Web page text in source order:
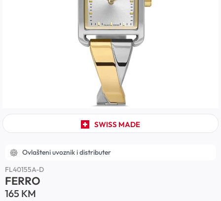
SWISS MADE
Ovlašteni uvoznik i distributer
FL40155A-D
FERRO
165 KM